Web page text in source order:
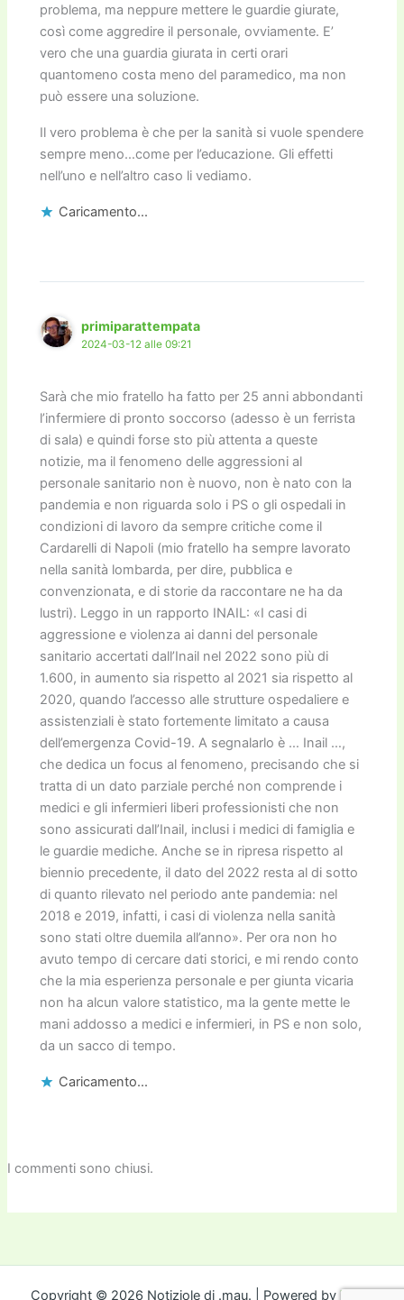
problema, ma neppure mettere le guardie giurate,
così come aggredire il personale, ovviamente. E’
vero che una guardia giurata in certi orari
quantomeno costa meno del paramedico, ma non
può essere una soluzione.
Il vero problema è che per la sanità si vuole spendere
sempre meno…come per l’educazione. Gli effetti
nell’uno e nell’altro caso li vediamo.
Caricamento...
primiparattempata
2024-03-12 alle 09:21
Sarà che mio fratello ha fatto per 25 anni abbondanti
l’infermiere di pronto soccorso (adesso è un ferrista
di sala) e quindi forse sto più attenta a queste
notizie, ma il fenomeno delle aggressioni al
personale sanitario non è nuovo, non è nato con la
pandemia e non riguarda solo i PS o gli ospedali in
condizioni di lavoro da sempre critiche come il
Cardarelli di Napoli (mio fratello ha sempre lavorato
nella sanità lombarda, per dire, pubblica e
convenzionata, e di storie da raccontare ne ha da
lustri). Leggo in un rapporto INAIL: «I casi di
aggressione e violenza ai danni del personale
sanitario accertati dall’Inail nel 2022 sono più di
1.600, in aumento sia rispetto al 2021 sia rispetto al
2020, quando l’accesso alle strutture ospedaliere e
assistenziali è stato fortemente limitato a causa
dell’emergenza Covid-19. A segnalarlo è … Inail …,
che dedica un focus al fenomeno, precisando che si
tratta di un dato parziale perché non comprende i
medici e gli infermieri liberi professionisti che non
sono assicurati dall’Inail, inclusi i medici di famiglia e
le guardie mediche. Anche se in ripresa rispetto al
biennio precedente, il dato del 2022 resta al di sotto
di quanto rilevato nel periodo ante pandemia: nel
2018 e 2019, infatti, i casi di violenza nella sanità
sono stati oltre duemila all’anno». Per ora non ho
avuto tempo di cercare dati storici, e mi rendo conto
che la mia esperienza personale e per giunta vicaria
non ha alcun valore statistico, ma la gente mette le
mani addosso a medici e infermieri, in PS e non solo,
da un sacco di tempo.
Caricamento...
I commenti sono chiusi.
Copyright © 2026 Notiziole di .mau. | Powered by Tema